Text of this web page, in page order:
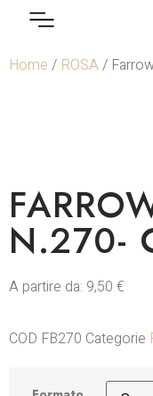
Home / ROSA/
N.270-
A partire da: 9,50 €
COD FB270 Categorie